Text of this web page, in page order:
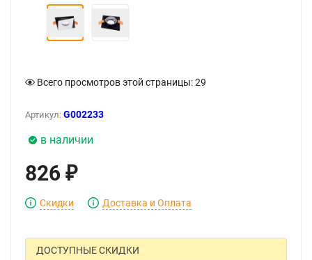
Всего просмотров этой страницы:29
Артикул: G002233
в наличии
826 ₽
Скидки Доставка и Оплата
ДОСТУПНЫЕ СКИДКИ